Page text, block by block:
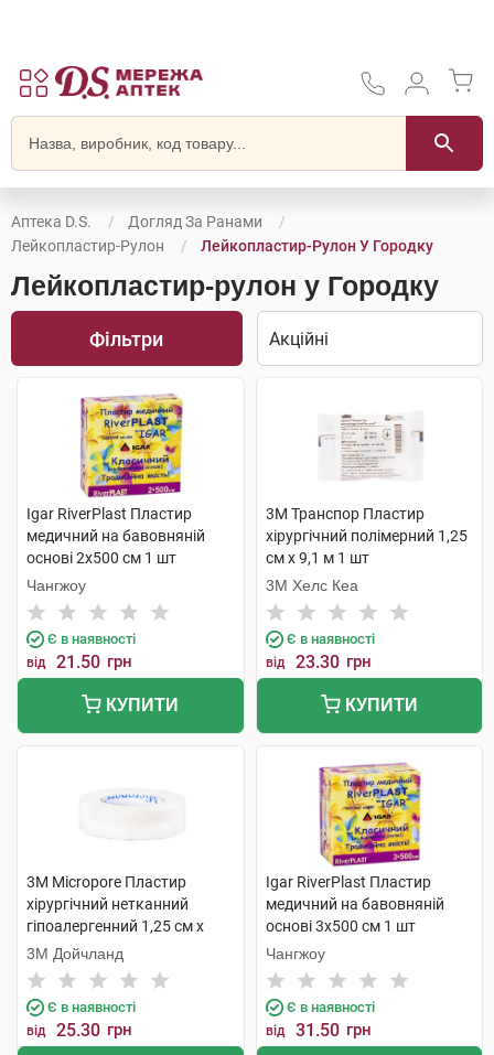
Аптека D.S.
Догляд За Ранами
Лейкопластир-Рулон
Лейкопластир-Рулон У Городку
Лейкопластир-рулон у Городку
Фільтри
Igar RiverPlast Пластир
медичний на бавовняній
основі 2х500 см 1 шт
Чангжоу
Є в наявності
від 21.50 грн
КУПИТИ
3M Транспор Пластир
хірургічний полімерний 1,25
см х 9,1 м 1 шт
3M Хелс Кеа
Є в наявності
від 23.30 грн
КУПИТИ
3M Micropore Пластир
хірургічний нетканний
гіпоалергенний 1,25 см х
9.14 м 1 шт
3М Дойчланд
Є в наявності
від 25.30 грн
Igar RiverPlast Пластир
медичний на бавовняній
основі 3х500 см 1 шт
Чангжоу
Є в наявності
від 31.50 грн